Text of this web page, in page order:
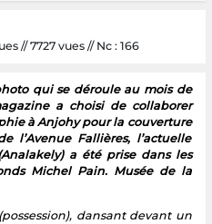
// 7727 vues // Nc : 166
qui se déroule au mois de
a choisi de collaborer
à Anjohy pour la couverture
l’Avenue Fallières, l’actuelle
a été prise dans les
Michel Pain. Musée de la
dansant devant un